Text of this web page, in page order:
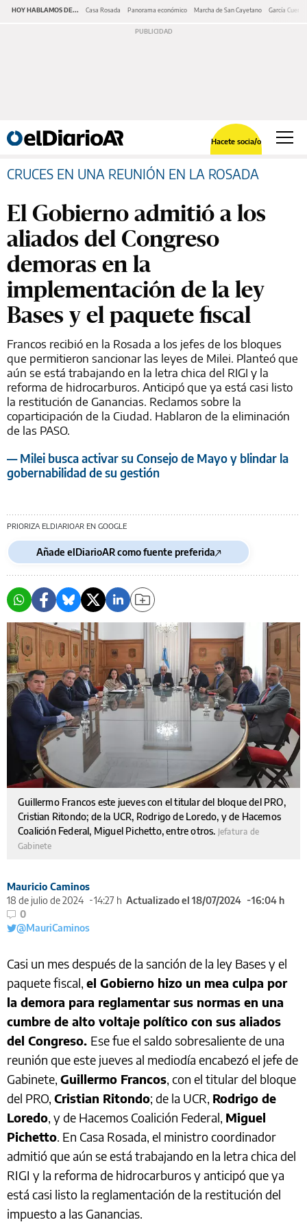
HOY HABLAMOS DE... Casa Rosada Panorama económico Marcha de San Cayetano García Cuerva
Hacete socia/o
CRUCES EN UNA REUNIÓN EN LA ROSADA
El Gobierno admitió a los
aliados del Congreso
demoras en la
implementación de la ley
Bases y el paquete fiscal
Francos recibió en la Rosada a los jefes de los bloques
que permitieron sancionar las leyes de Milei. Planteó que
aún se está trabajando en la letra chica del RIGI y la
reforma de hidrocarburos. Anticipó que ya está casi listo
la restitución de Ganancias. Reclamos sobre la
coparticipación de la Ciudad. Hablaron de la eliminación
de las PASO.
— Milei busca activar su Consejo de Mayo y blindar la
gobernabilidad de su gestión
PRIORIZA ELDIARIOAR EN GOOGLE
Añade elDiarioAR como fuente preferida
Guillermo Francos este jueves con el titular del bloque del PRO,
Cristian Ritondo; de la UCR, Rodrigo de Loredo, y de Hacemos
Coalición Federal, Miguel Pichetto, entre otros. Jefatura de
Gabinete
Mauricio Caminos
18 de julio de 2024
14:27 h Actualizado el 18/07/2024
16:04 h
0
@MauriCaminos
Casi un mes después de la sanción de la ley Bases y el
paquete fiscal, el Gobierno hizo un mea culpa por
la demora para reglamentar sus normas en una
cumbre de alto voltaje político con sus aliados
del Congreso. Ese fue el saldo sobresaliente de una
reunión que este jueves al mediodía encabezó el jefe de
Gabinete, Guillermo Francos, con el titular del bloque
del PRO, Cristian Ritondo; de la UCR, Rodrigo de
Loredo, y de Hacemos Coalición Federal, Miguel
Pichetto. En Casa Rosada, el ministro coordinador
admitió que aún se está trabajando en la letra chica del
RIGI y la reforma de hidrocarburos y anticipó que ya
está casi listo la reglamentación de la restitución del
impuesto a las Ganancias.